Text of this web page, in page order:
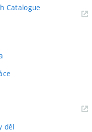
Catalogue
děl